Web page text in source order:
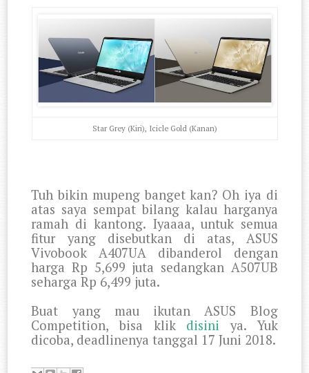
Star Grey (Kiri), Icicle Gold (Kanan)
Tuh bikin mupeng banget kan? Oh iya di
atas saya sempat bilang kalau harganya
ramah di kantong. Iyaaaa, untuk semua
fitur yang disebutkan di atas, ASUS
Vivobook A407UA dibanderol dengan
harga Rp 5,699 juta sedangkan A507UB
seharga Rp 6,499 juta.
Buat yang mau ikutan ASUS Blog
Competition, bisa klik disini ya. Yuk
dicoba, deadlinenya tanggal 17 Juni 2018.